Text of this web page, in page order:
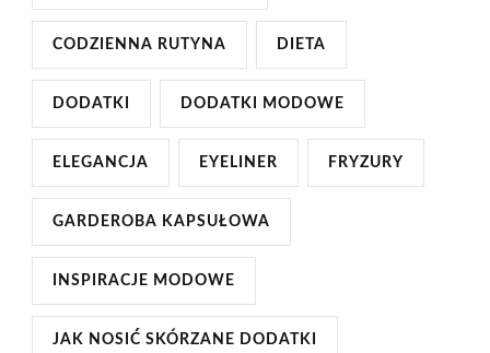
CODZIENNA RUTYNA DIETA
DODATKI DODATKI MODOWE
ELEGANCJA EYELINER FRYZURY
GARDEROBA KAPSUŁOWA
INSPIRACJE MODOWE
JAK NOSIĆ SKÓRZANE DODATKI